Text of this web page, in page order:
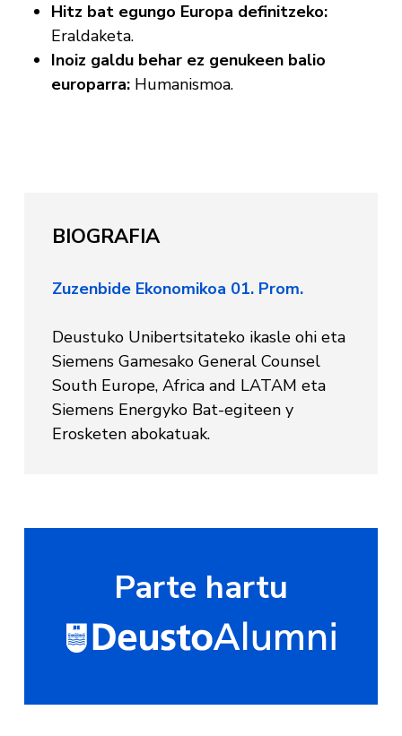
Hitz bat egungo Europa definitzeko:
Eraldaketa.
Inoiz galdu behar ez genukeen balio
europarra:Humanismoa.
BIOGRAFIA
Zuzenbide Ekonomikoa 01. Prom.
Deustuko Unibertsitateko ikasle ohi eta
Siemens Gamesako General Counsel
South Europe, Africa and LATAM eta
Siemens Energyko Bat-egiteen y
Erosketen abokatuak.
Parte hartu